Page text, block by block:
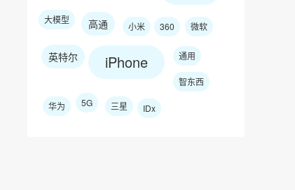
大模型 高通 小米 360 微软
英特尔 iPhone 通用
智东西
华为 5G 三星 IDx